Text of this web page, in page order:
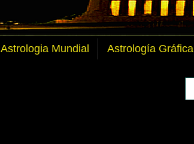
Astrologia Mundial Astrología Gráfica